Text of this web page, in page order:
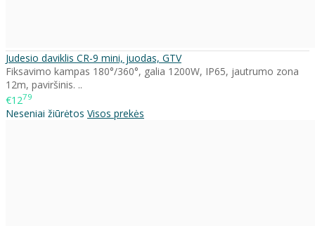
Judesio daviklis CR-9 mini, juodas, GTV
Fiksavimo kampas 180°/360°, galia 1200W, IP65, jautrumo zona
12m, paviršinis. ..
€1279
Neseniai žiūrėtos Visos prekės